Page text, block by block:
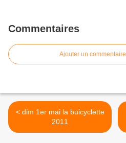
Commentaires
Ajouter un commentaire
< dim 1er mai la buicyclette
2011